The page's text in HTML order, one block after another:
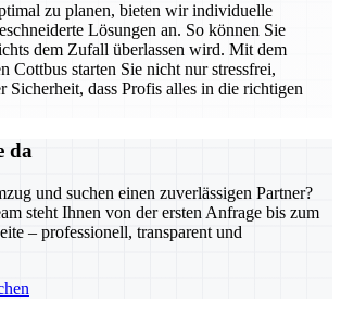
zu planen, bieten wir individuelle
Lösungen an. So können Sie
dem Zufall überlassen wird. Mit dem
Cottbus starten Sie nicht nur stressfrei,
Sicherheit, dass Profis alles in die richtigen
da
und suchen einen zuverlässigen Partner?
steht Ihnen von der ersten Anfrage bis zum
– professionell, transparent und